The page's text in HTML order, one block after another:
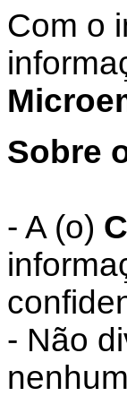
Com o
Sobre
- A (o)
- Não